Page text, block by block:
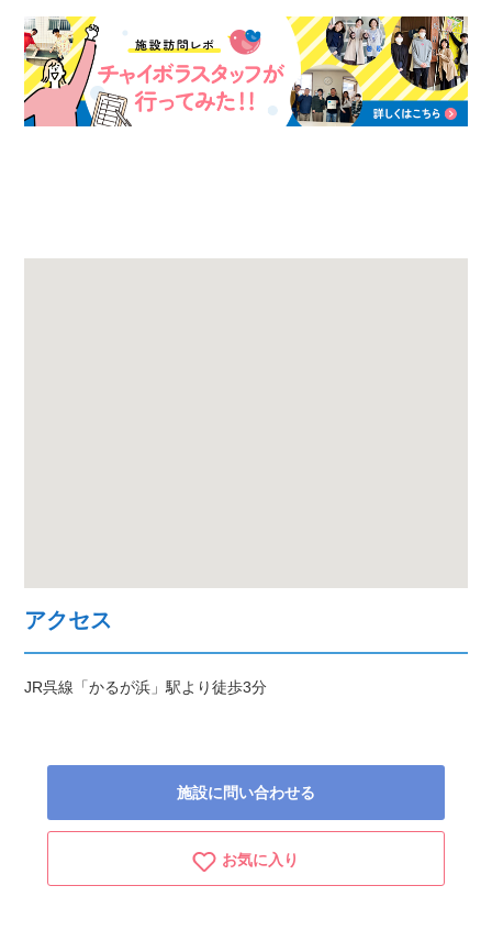
アクセス
JR呉線「かるが浜」駅より徒歩3分
施設に問い合わせる
お気に入り